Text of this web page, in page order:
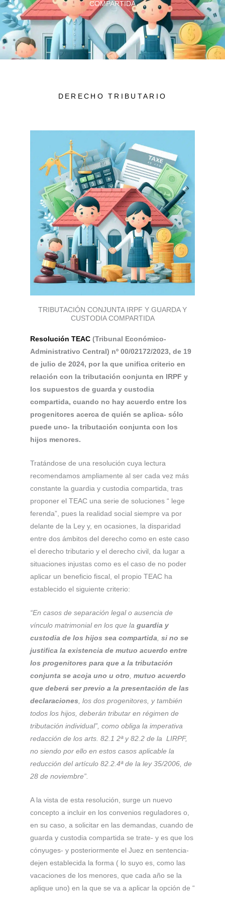
COMPARTIDA
DERECHO TRIBUTARIO
TRIBUTACIÓN CONJUNTA IRPF Y GUARDA Y
CUSTODIA COMPARTIDA
Resolución TEAC (Tribunal Económico-
Administrativo Central) nº 00/02172/2023, de 19
de julio de 2024, por la que unifica criterio en
relación con la tributación conjunta en IRPF y
los supuestos de guarda y custodia
compartida, cuando no hay acuerdo entre los
progenitores acerca de quién se aplica- sólo
puede uno- la tributación conjunta con los
hijos menores.
Tratándose de una resolución cuya lectura
recomendamos ampliamente al ser cada vez más
constante la guardia y custodia compartida, tras
proponer el TEAC una serie de soluciones “ lege
ferenda”, pues la realidad social siempre va por
delante de la Ley y, en ocasiones, la disparidad
entre dos ámbitos del derecho como en este caso
el derecho tributario y el derecho civil, da lugar a
situaciones injustas como es el caso de no poder
aplicar un beneficio fiscal, el propio TEAC ha
establecido el siguiente criterio:
“En casos de separación legal o ausencia de
vínculo matrimonial en los que la guardia y
custodia de los hijos sea compartida si no se
justifica la existencia de mutuo acuerdo entre
los progenitores para que a la tributación
conjunta se acoja uno u otro mutuo acuerdo
que deberá ser previo a la presentación de las
declaraciones , los dos progenitores, y también
todos los hijos, deberán tributar en régimen de
tributación individual”, como obliga la imperativa
redacción de los arts. 82.1 2ª y 82.2 de la LIRPF,
no siendo por ello en estos casos aplicable la
reducción del artículo 82.2.4ª de la ley 35/2006, de
28 de noviembre”.
A la vista de esta resolución, surge un nuevo
concepto a incluir en los convenios reguladores o,
en su caso, a solicitar en las demandas, cuando de
guarda y custodia compartida se trate- y es que los
cónyuges- y posteriormente el Juez en sentencia-
dejen establecida la forma ( lo suyo es, como las
vacaciones de los menores, que cada año se la
aplique uno) en la que se va a aplicar la opción de “